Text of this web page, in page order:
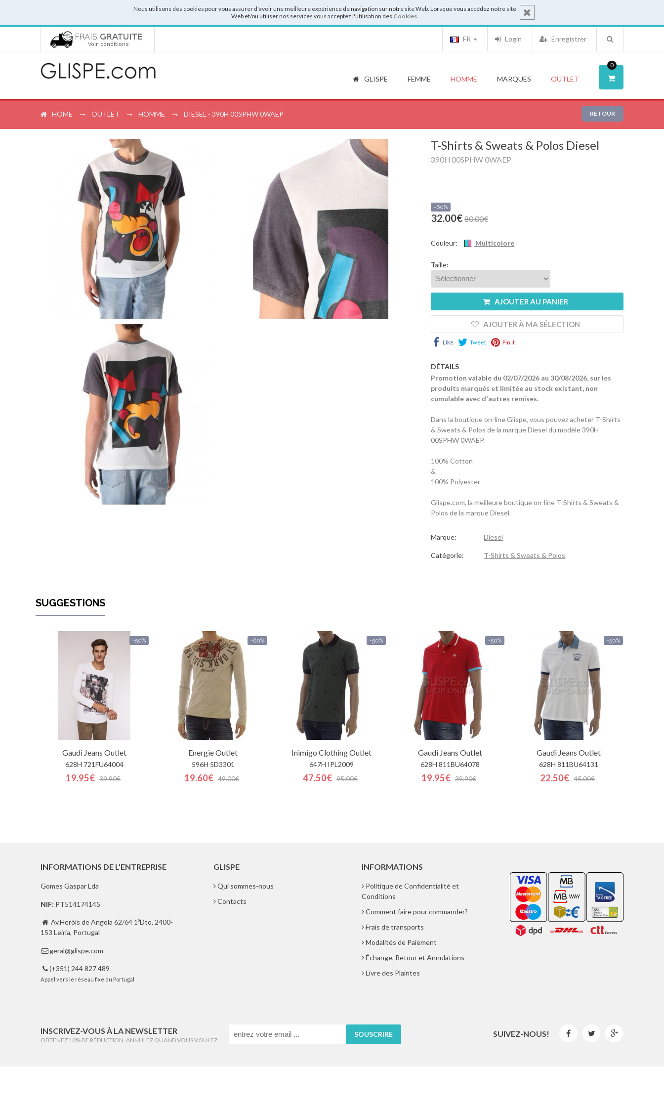
Nous utilisons des cookies pour vous assurer d'avoir une meilleure expérience de navigation sur notre site Web. Lorsque vous accédez notre site
Web et/ou utiliser nos services vous acceptez l'utilisation des Cookies.
Enregistrer
Login
FR
0
GLISPE FEMME HOMME MARQUES OUTLET
RETOUR
HOME OUTLET HOMME DIESEL - 390H 00SPHW 0WAEP
T-Shirts & Sweats & Polos Diesel
390H 00SPHW 0WAEP
-60%
32.00€ 80.00€
Couleur: Multicolore
Taille:
AJOUTER AU PANIER
AJOUTER À MA SÉLECTION
Like Tweet Pin it
DÉTAILS
Promotion valable du 02/07/2026 au 30/08/2026, sur les
produits marqués et limitée au stock existant, non
cumulable avec d'autres remises.
Dans la boutique on-line Glispe, vous pouvez acheter T-Shirts
& Sweats & Polos de la marque Diesel du modèle 390H
00SPHW 0WAEP.
100% Cotton
&
100% Polyester
Glispe.com, la meilleure boutique on-line T-Shirts & Sweats &
Polos de la marque Diesel.
Marque: Diesel
Catégorie: T-Shirts & Sweats & Polos
SUGGESTIONS
-50%
Gaudi Jeans Outlet
628H 721FU64004
19.95€ 39.90€
-60%
EnergieOutlet
596H 5D3301
19.60€ 49.00€
-50%
Inimigo ClothingOutlet
647H IPL2009
47.50€ 95.00€
-50%
Gaudi Jeans Outlet
628H 811BU64078
19.95€ 39.90€
-50%
Gaudi Jeans Outlet
628H 811BU64131
22.50€ 45.00€
INFORMATIONS DE L'ENTREPRISE
Gomes Gaspar Lda
NIF: PT514174145
 Av.Heróis de Angola 62/64 1ºDto, 2400-
153 Leiria, Portugal
 geral@glispe.com
 (+351) 244 827 489
Appel vers le réseau fixe du Portugal
GLISPE
Qui sommes-nous
Contacts
INFORMATIONS
Politique de Confidentialité et
Conditions
Comment faire pour commander?
Frais de transports
Modalités de Paiement
Échange, Retour et Annulations
Livre des Plaintes
INSCRIVEZ-VOUS À LA NEWSLETTER
OBTENEZ 10% DE RÉDUCTION. ANNULEZ QUAND VOUS VOULEZ.
SOUSCRIRE SUIVEZ-NOUS!   